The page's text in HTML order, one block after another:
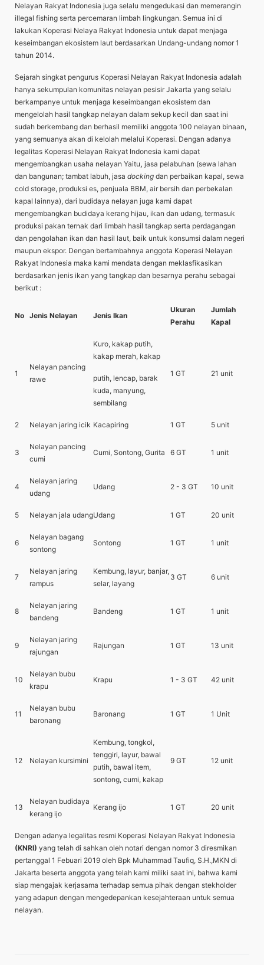
Nelayan Rakyat Indonesia juga selalu mengedukasi dan memerangin
illegal fishing serta percemaran limbah lingkungan. Semua ini di
lakukan Koperasi Nelaya Rakyat Indonesia untuk dapat menjaga
keseimbangan ekosistem laut berdasarkan Undang-undang nomor 1
tahun 2014.
Sejarah singkat pengurus Koperasi Nelayan Rakyat Indonesia adalah
hanya sekumpulan komunitas nelayan pesisir Jakarta yang selalu
berkampanye untuk menjaga keseimbangan ekosistem dan
mengelolah hasil tangkap nelayan dalam sekup kecil dan saat ini
sudah berkembang dan berhasil memiliki anggota 100 nelayan binaan,
yang semuanya akan di kelolah melalui Koperasi. Dengan adanya
legalitas Koperasi Nelayan Rakyat Indonesia kami dapat
mengembangkan usaha nelayan Yaitu, jasa pelabuhan (sewa lahan
dan bangunan; tambat labuh, jasa docking dan perbaikan kapal, sewa
cold storage, produksi es, penjuala BBM, air bersih dan perbekalan
kapal lainnya), dari budidaya nelayan juga kami dapat
mengembangkan budidaya kerang hijau, ikan dan udang, termasuk
produksi pakan ternak dari limbah hasil tangkap serta perdagangan
dan pengolahan ikan dan hasil laut, baik untuk konsumsi dalam negeri
maupun ekspor. Dengan bertambahnya anggota Koperasi Nelayan
Rakyat Indonesia maka kami mendata dengan meklasfikasikan
berdasarkan jenis ikan yang tangkap dan besarnya perahu sebagai
berikut :
No Jenis Nelayan Jenis Ikan
Ukuran
Perahu
Jumlah
Kapal
1
Nelayan pancing
rawe
Kuro, kakap putih,
kakap merah, kakap
putih, lencap, barak
kuda, manyung,
sembilang
1 GT 21 unit
2 Nelayan jaring icik Kacapiring 1 GT 5 unit
3
Nelayan pancing
cumi
Cumi, Sontong, Gurita 6 GT 1 unit
4
Nelayan jaring
udang
Udang 2 - 3 GT 10 unit
5 Nelayan jala udangUdang 1 GT 20 unit
6
Nelayan bagang
sontong
Sontong 1 GT 1 unit
7
Nelayan jaring
rampus
Kembung, layur, banjar,
selar, layang
3 GT 6 unit
8
Nelayan jaring
bandeng
Bandeng 1 GT 1 unit
9
Nelayan jaring
rajungan
Rajungan 1 GT 13 unit
10
Nelayan bubu
krapu
Krapu 1 - 3 GT 42 unit
11
Nelayan bubu
baronang
Baronang 1 GT 1 Unit
12 Nelayan kursimini
Kembung, tongkol,
tenggiri, layur, bawal
putih, bawal item,
sontong, cumi, kakap
9 GT 12 unit
13
Nelayan budidaya
kerang ijo
Kerang ijo 1 GT 20 unit
Dengan adanya legalitas resmi Koperasi Nelayan Rakyat Indonesia
(KNRI) yang telah di sahkan oleh notari dengan nomor 3 diresmikan
pertanggal 1 Febuari 2019 oleh Bpk Muhammad Taufiq, S.H.,MKN di
Jakarta beserta anggota yang telah kami miliki saat ini, bahwa kami
siap mengajak kerjasama terhadap semua pihak dengan stekholder
yang adapun dengan mengedepankan kesejahteraan untuk semua
nelayan.